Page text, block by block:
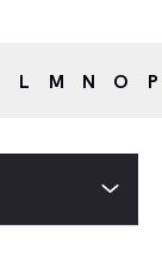
L M N O P